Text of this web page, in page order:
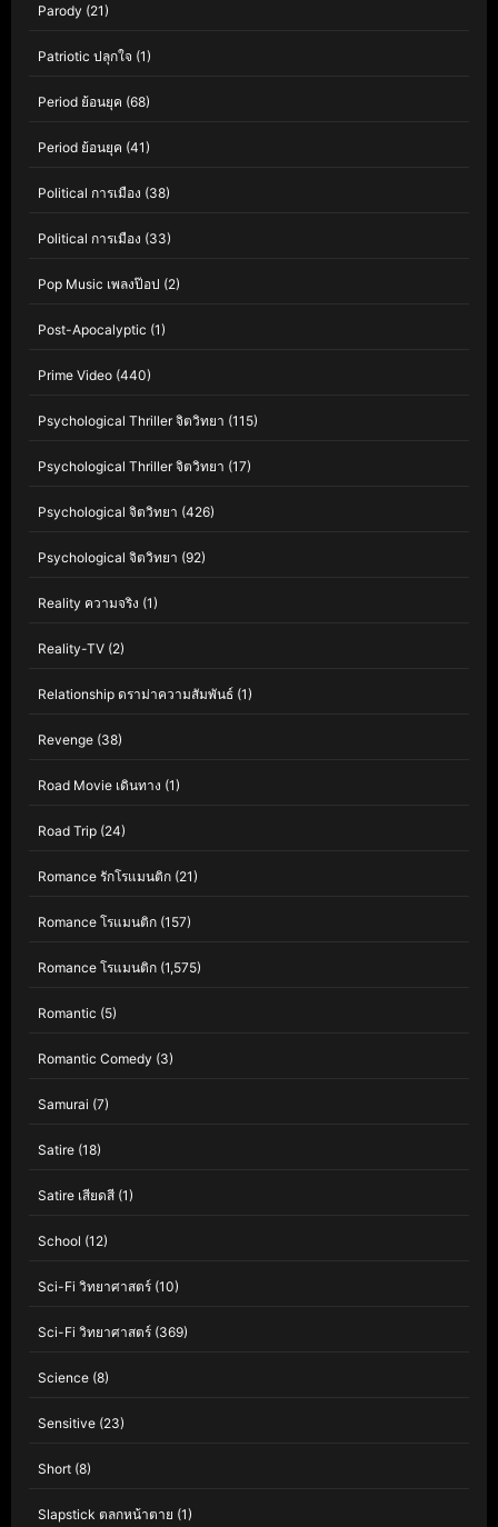
Parody (21)
Patriotic ปลุกใจ (1)
Period ย้อนยุค (68)
Period ย้อนยุค (41)
Political การเมือง (38)
Political การเมือง (33)
Pop Music เพลงป๊อป (2)
Post-Apocalyptic (1)
Prime Video (440)
Psychological Thriller จิตวิทยา (115)
Psychological Thriller จิตวิทยา (17)
Psychological จิตวิทยา (426)
Psychological จิตวิทยา (92)
Reality ความจริง (1)
Reality-TV (2)
Relationship ดราม่าความสัมพันธ์ (1)
Revenge (38)
Road Movie เดินทาง (1)
Road Trip (24)
Romance รักโรแมนติก (21)
Romance โรแมนติก (157)
Romance โรแมนติก (1,575)
Romantic (5)
Romantic Comedy (3)
Samurai (7)
Satire (18)
Satire เสียดสี (1)
School (12)
Sci-Fi วิทยาศาสตร์ (10)
Sci-Fi วิทยาศาสตร์ (369)
Science (8)
Sensitive (23)
Short (8)
Slapstick ตลกหน้าตาย (1)